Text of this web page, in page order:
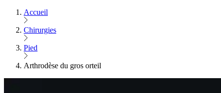
Accueil
Chirurgies
Pied
Arthrodèse du gros orteil